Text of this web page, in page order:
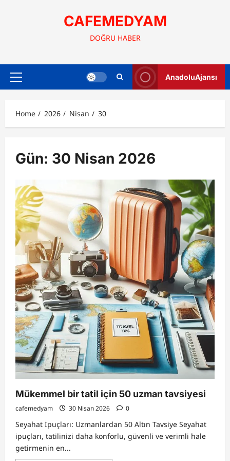
CAFEMEDYAM
DOĞRU HABER
Primary
AnadoluAjansı
Home 2026 Nisan 30
Gün: 30 Nisan 2026
Mükemmel bir tatil için 50 uzman tavsiyesi
cafemedyam 30 Nisan 2026 0
Seyahat İpuçları: Uzmanlardan 50 Altın Tavsiye Seyahat
ipuçları, tatilinizi daha konforlu, güvenli ve verimli hale
getirmenin en...